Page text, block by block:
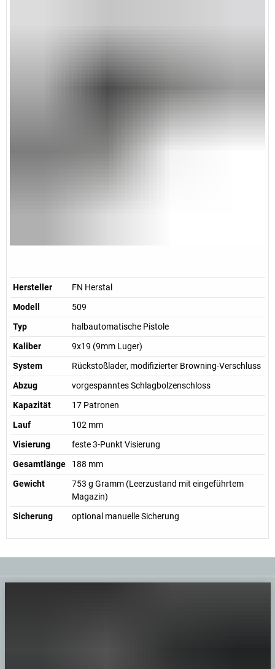
Hersteller
FN Herstal
Modell
509
Typ
halbautomatische Pistole
Kaliber
9x19 (9mm Luger)
System
Rückstoßlader, modifizierter Browning-Verschluss
Abzug
vorgespanntes Schlagbolzenschloss
Kapazität
17 Patronen
Lauf
102 mm
Visierung
feste 3-Punkt Visierung
Gesamtlänge
188 mm
Gewicht
753 g Gramm (Leerzustand mit eingeführtem
Magazin)
Sicherung
optional manuelle Sicherung